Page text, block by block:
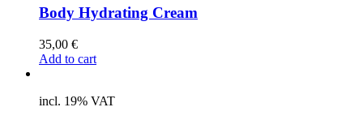
Body Hydrating Cream
35,00 €
Add to cart
incl. 19% VAT